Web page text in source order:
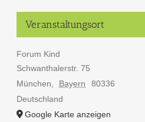
Veranstaltungsort
Forum Kind
Schwanthalerstr. 75
München
Bayern
80336
Deutschland
Google Karte anzeigen